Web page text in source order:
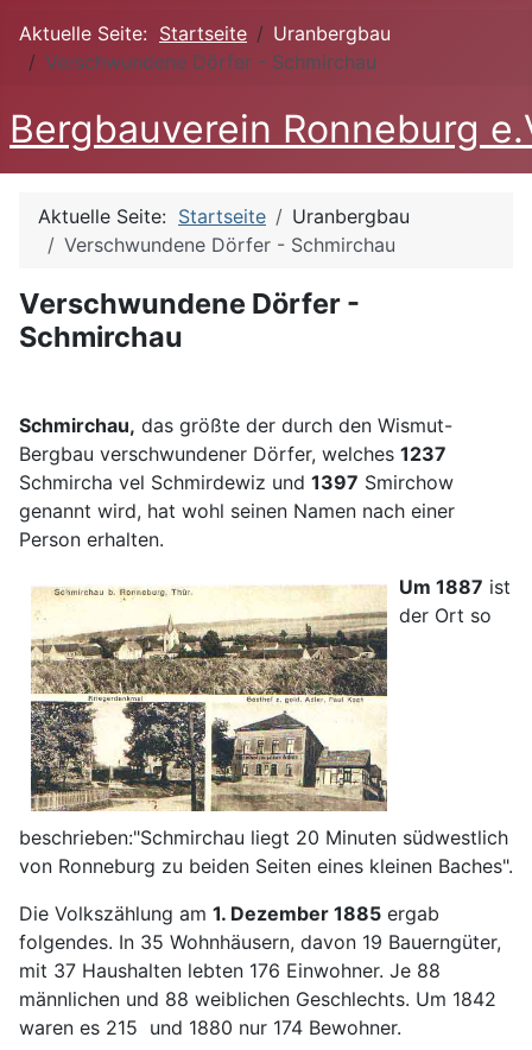
Aktuelle Seite: Startseite
Uranbergbau
Verschwundene Dörfer - Schmirchau
Bergbauverein Ronneburg
Aktuelle Seite: Startseite
Uranbergbau
Verschwundene Dörfer - Schmirchau
Verschwundene Dörfer -
Schmirchau
Schmirchau, das größte der durch den Wismut-
Bergbau verschwundener Dörfer, welches 1237
Schmircha vel Schmirdewiz und 1397 Smirchow
genannt wird, hat wohl seinen Namen nach einer
Person erhalten.
Um 1887 ist
der Ort so
beschrieben:"Schmirchau liegt 20 Minuten südwestlich
von Ronneburg zu beiden Seiten eines kleinen Baches".
Die Volkszählung am 1. Dezember 1885 ergab
folgendes. In 35 Wohnhäusern, davon 19 Bauerngüter,
mit 37 Haushalten lebten 176 Einwohner. Je 88
männlichen und 88 weiblichen Geschlechts. Um 1842
waren es 215 und 1880 nur 174 Bewohner.